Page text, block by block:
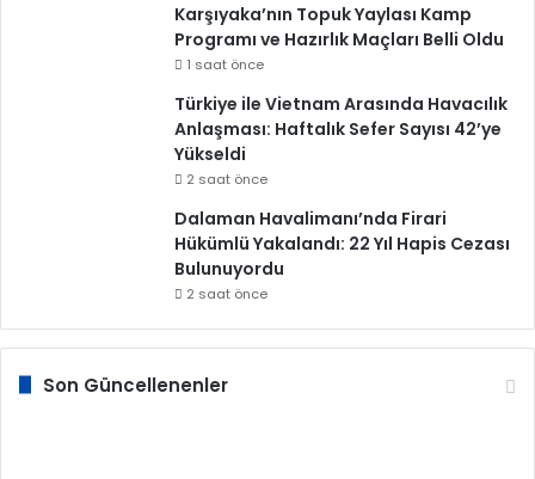
Karşıyaka’nın Topuk Yaylası Kamp
Programı ve Hazırlık Maçları Belli Oldu
1 saat önce
Türkiye ile Vietnam Arasında Havacılık
Anlaşması: Haftalık Sefer Sayısı 42’ye
Yükseldi
2 saat önce
Dalaman Havalimanı’nda Firari
Hükümlü Yakalandı: 22 Yıl Hapis Cezası
Bulunuyordu
2 saat önce
Son Güncellenenler